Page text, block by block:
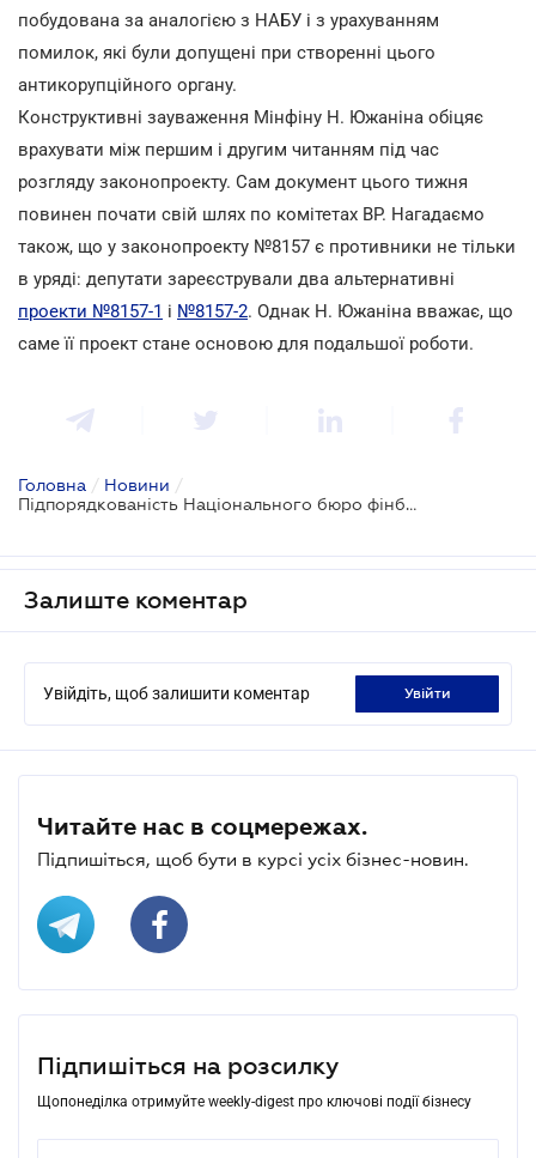
побудована за аналогією з НАБУ і з урахуванням
помилок, які були допущені при створенні цього
антикорупційного органу.
Конструктивні зауваження Мінфіну Н. Южаніна обіцяє
врахувати між першим і другим читанням під час
розгляду законопроекту. Сам документ цього тижня
повинен почати свій шлях по комітетах ВР. Нагадаємо
також, що у законопроекту №8157 є противники не тільки
в уряді: депутати зареєстрували два альтернативні
проекти №8157-1 і №8157-2. Однак Н. Южаніна вважає, що
саме її проект стане основою для подальшої роботи.
Головна / Новини /
Підпорядкованість Національного бюро фінбезпеки - одне з головних спірних питань його створення
Залиште коментар
Увійдіть, щоб залишити коментар увійти
Читайте нас в соцмережах.
Підпишіться, щоб бути в курсі усіх бізнес-новин.
Підпишіться на розсилку
Щопонеділка отримуйте weekly-digest про ключові події бізнесу